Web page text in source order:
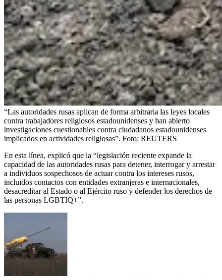
“Las autoridades rusas aplican de forma arbitraria las leyes locales
contra trabajadores religiosos estadounidenses y han abierto
investigaciones cuestionables contra ciudadanos estadounidenses
implicados en actividades religiosas”. Foto: REUTERS
En esta línea, explicó que la “legislación reciente expande la
capacidad de las autoridades rusas para detener, interrogar y arrestar
a individuos sospechosos de actuar contra los intereses rusos,
incluidos contactos con entidades extranjeras e internacionales,
desacreditar al Estado o al Ejército ruso y defender los derechos de
las personas LGBTIQ+”.